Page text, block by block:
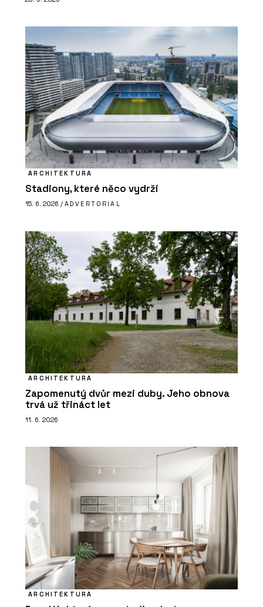
ARCHITEKTURA
Stadiony, které něco vydrží
15. 6. 2026 / ADVERTORIAL
ARCHITEKTURA
Zapomenutý dvůr mezi duby. Jeho obnova
trvá už třináct let
11. 6. 2026
ARCHITEKTURA